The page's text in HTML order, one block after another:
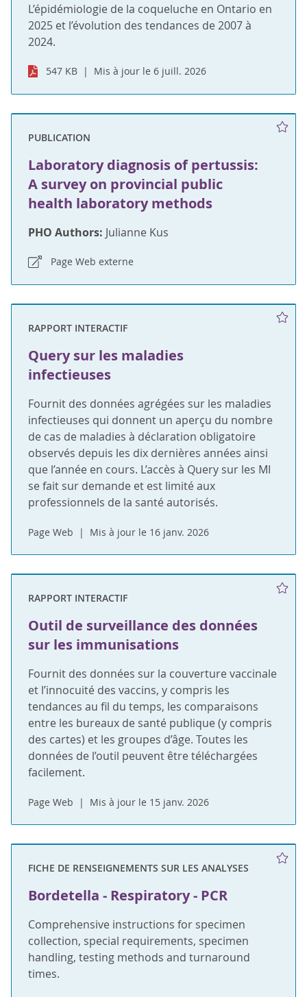
L’épidémiologie de la coqueluche en Ontario en
2025 et l’évolution des tendances de 2007 à
2024.
547 KB Mis à jour le 6 juill. 2026
PUBLICATION
Laboratory diagnosis of pertussis:
A survey on provincial public
health laboratory methods
PHO Authors: Julianne Kus
Page Web externe
RAPPORT INTERACTIF
Query sur les maladies
infectieuses
Fournit des données agrégées sur les maladies
infectieuses qui donnent un aperçu du nombre
de cas de maladies à déclaration obligatoire
observés depuis les dix dernières années ainsi
que l’année en cours. L’accès à Query sur les MI
se fait sur demande et est limité aux
professionnels de la santé autorisés.
Page Web Mis à jour le 16 janv. 2026
RAPPORT INTERACTIF
Outil de surveillance des données
sur les immunisations
Fournit des données sur la couverture vaccinale
et l’innocuité des vaccins, y compris les
tendances au fil du temps, les comparaisons
entre les bureaux de santé publique (y compris
des cartes) et les groupes d’âge. Toutes les
données de l’outil peuvent être téléchargées
facilement.
Page Web Mis à jour le 15 janv. 2026
FICHE DE RENSEIGNEMENTS SUR LES ANALYSES
Bordetella - Respiratory - PCR
Comprehensive instructions for specimen
collection, special requirements, specimen
handling, testing methods and turnaround
times.